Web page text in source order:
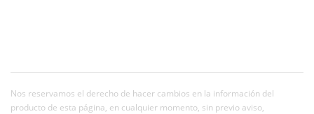
Nos reservamos el derecho de hacer cambios en la información del
producto de esta página, en cualquier momento, sin previo aviso,